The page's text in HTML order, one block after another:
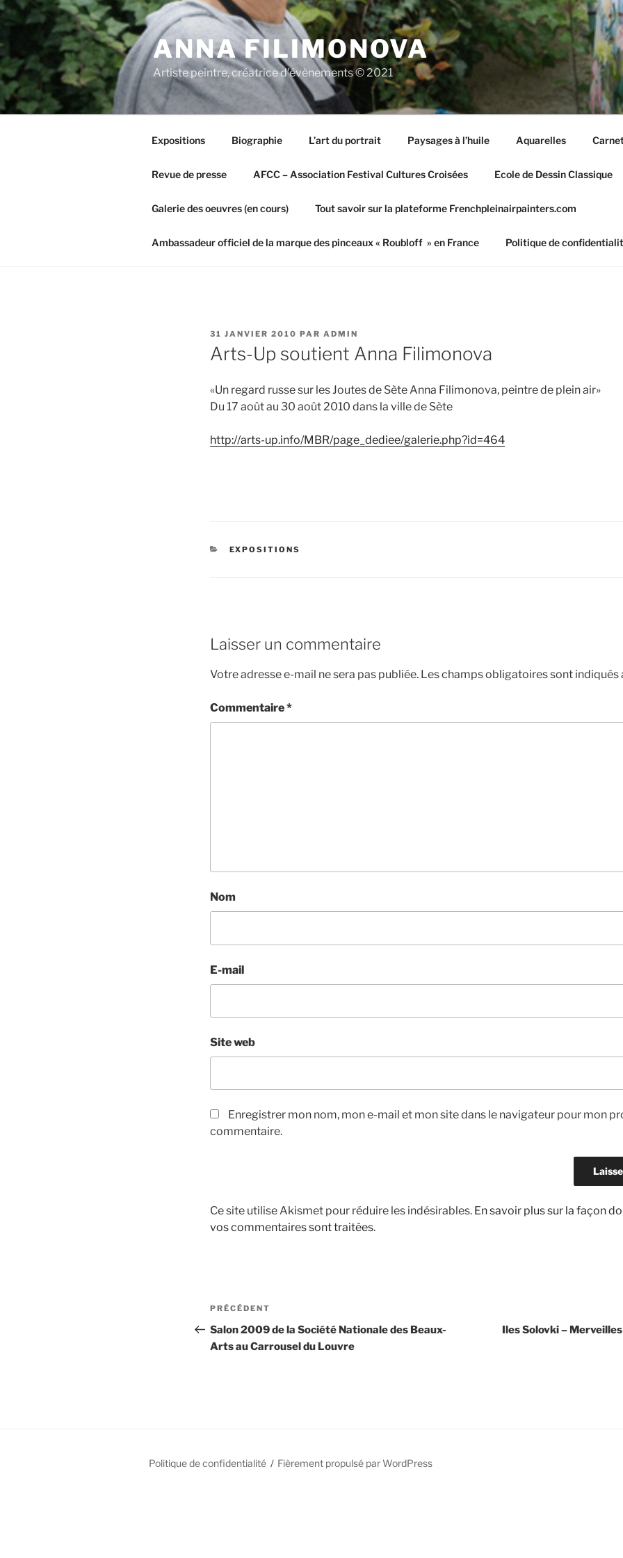
Aller
au
contenu
principal
ANNA FILIMONOVA
Artiste peintre, créatrice d'évènements © 2021
Expositions Biographie L’art du portrait Paysages à l’huile Aquarelles
Revue de presse AFCC – Association Festival Cultures Croisées Ecole de Dessin Classique
Galerie des oeuvres (en cours) Tout savoir sur la plateforme Frenchpleinairpainters.com
Ambassadeur officiel de la marque des pinceaux « Roubloff » en France Politique de
PUBLIÉ
LE
31 JANVIER 2010 PAR ADMIN
Arts-Up soutient Anna Filimonova
«Un regard russe sur les Joutes de Sète Anna Filimonova, peintre de plein air»
Du 17 août au 30 août 2010 dans la ville de Sète
http://arts-up.info/MBR/page_dediee/galerie.php?id=464
CATÉGORIES
EXPOSITIONS
Laisser un commentaire
Votre adresse e-mail ne sera pas publiée. Les champs obligatoires sont indiqués
Commentaire*
Nom
E-mail
Site web
Enregistrer mon nom, mon e-mail et mon site dans le navigateur pour mon
commentaire.
Ce site utilise Akismet pour réduire les indésirables. En savoir plus sur la façon
vos commentaires sont traitées.
Navigation
de
l’article
Article
précédent
PRÉCÉDENT
Salon 2009 de la Société Nationale des Beaux-
Arts au Carrousel du Louvre
Iles Solovki –
Politique de confidentialité Fièrement propulsé par WordPress